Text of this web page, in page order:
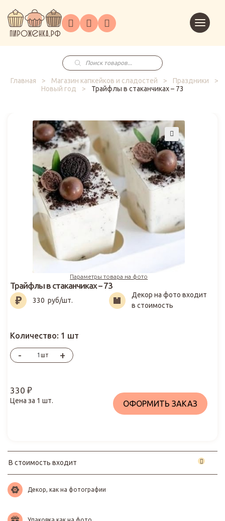
ГлавнаяКаталог
на
заказ
Праздники
Корпоративным
клиентам
в
корзину
Поиск
товаров
Главная
> Магазин капкейков и сладостей > Праздники
>
Новый год
> Трайфлы в стаканчиках – 73
Параметры товара на фото
330₽
Трайфлы в стаканчиках – 73
330 руб/шт.
Декор на фото входит
в стоимость
Количество: 1 шт
- шт +
330 ₽
Цена за 1 шт. ОФОРМИТЬ ЗАКАЗ
В стоимость входит
Декор, как на фотографии
Упаковка,как на фото